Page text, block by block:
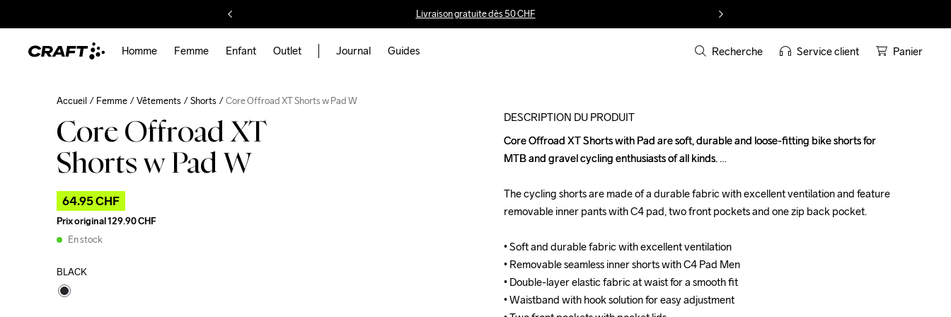
Livraison gratuite dès 50 CHF
Homme Femme Enfant Outlet Journal Guides Recherche Service client Panier
Accueil Femme Vêtements Shorts Core Offroad XT Shorts w Pad W
Core Offroad XT
Shorts w Pad W
64.95 CHF
Prix original129.90 CHF
En stock
BLACK
DESCRIPTION DU PRODUIT
Core Offroad XT Shorts with Pad are soft, durable and loose-fitting bike shorts for
MTB and gravel cycling enthusiasts of all kinds.
The cycling shorts are made of a durable fabric with excellent ventilation and feature
removable inner pants with C4 pad, two front pockets and one zip back pocket.
• Soft and durable fabric with excellent ventilation
• Removable seamless inner shorts with C4 Pad Men
• Double-layer elastic fabric at waist for a smooth fit
• Waistband with hook solution for easy adjustment
Core Offroad XT Shorts with Pad are soft, durable and loose-fitting bike shorts for
MTB and gravel cycling enthusiasts of all kinds.
The cycling shorts are made of a durable fabric with excellent ventilation and feature
removable inner pants with C4 pad, two front pockets and one zip back pocket.
• Soft and durable fabric with excellent ventilation
• Removable seamless inner shorts with C4 Pad Men
• Double-layer elastic fabric at waist for a smooth fit
• Waistband with hook solution for easy adjustment